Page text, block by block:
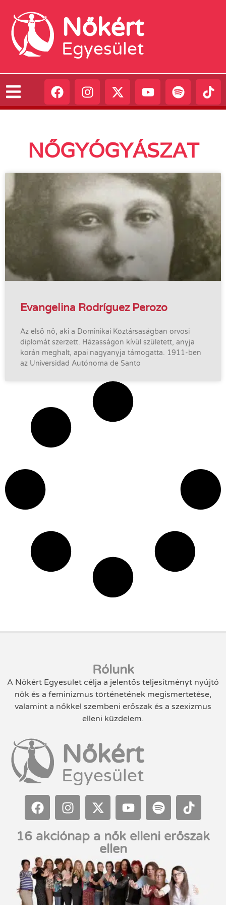
Nőkért
Egyesület
NŐGYÓGYÁSZAT
Evangelina Rodríguez Perozo
Az első nő, aki a Dominikai Köztársaságban orvosi
diplomát szerzett. Házasságon kívül született, anyja
korán meghalt, apai nagyanyja támogatta. 1911-ben
az Universidad Autónoma de Santo
Rólunk
A Nőkért Egyesület célja a jelentős teljesítményt nyújtó
nők és a feminizmus történetének megismertetése,
valamint a nőkkel szembeni erőszak és a szexizmus
elleni küzdelem.
Nőkért
Egyesület
16 akciónap a nők elleni erőszak
ellen